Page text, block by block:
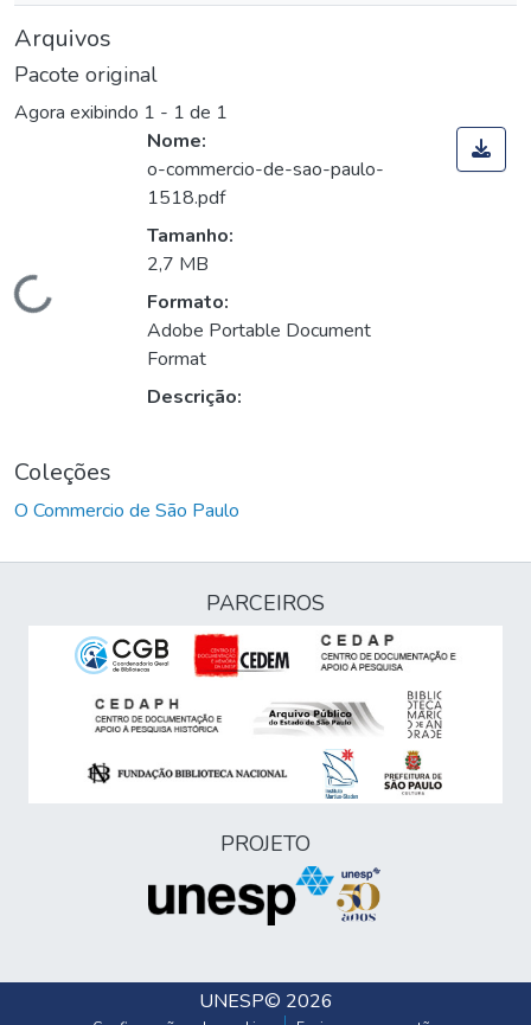
Arquivos
Pacote original
Agora exibindo 1 - 1 de 1
Carregando...
Nome:
o-commercio-de-sao-paulo-
1518.pdf
Tamanho:
2,7 MB
Formato:
Adobe Portable Document
Format
Descrição:
Coleções
O Commercio de São Paulo
PARCEIROS
PROJETO
UNESP© 2026